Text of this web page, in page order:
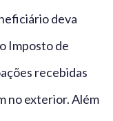
deva
Imposto de
recebidas
no exterior. Além